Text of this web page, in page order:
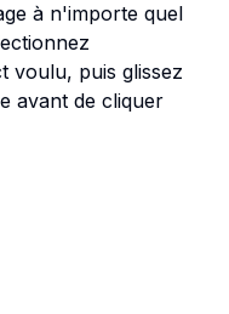
à n'importe quel
voulu, puis glissez
avant de cliquer